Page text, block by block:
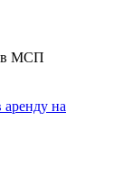
МСП
на